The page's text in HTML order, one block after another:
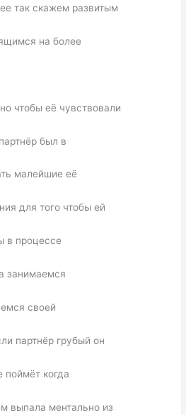
так скажем развитым
на более
чтобы её чувствовали
был в
малейшие её
для того чтобы ей
в процессе
занимаемся
своей
партнёр грубый он
поймёт когда
выпала ментально из